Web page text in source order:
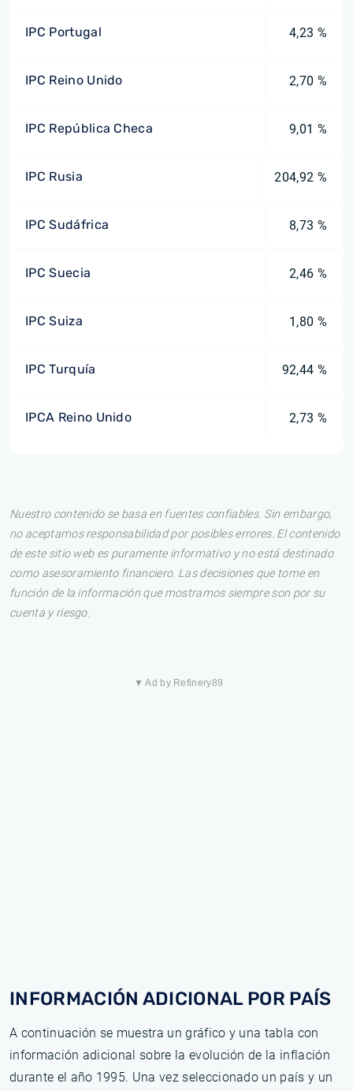
IPC Portugal 4,23 %
IPC Reino Unido 2,70 %
IPC República Checa 9,01 %
IPC Rusia 204,92 %
IPC Sudáfrica 8,73 %
IPC Suecia 2,46 %
IPC Suiza 1,80 %
IPC Turquía 92,44 %
IPCA Reino Unido 2,73 %
Nuestro contenido se basa en fuentes confiables. Sin embargo,
no aceptamos responsabilidad por posibles errores. El contenido
de este sitio web es puramente informativo y no está destinado
como asesoramiento financiero. Las decisiones que tome en
función de la información que mostramos siempre son por su
cuenta y riesgo.
▼ Ad by Refinery89
INFORMACIÓN ADICIONAL POR PAÍS
A continuación se muestra un gráfico y una tabla con
información adicional sobre la evolución de la inflación
durante el año 1995. Una vez seleccionado un país y un